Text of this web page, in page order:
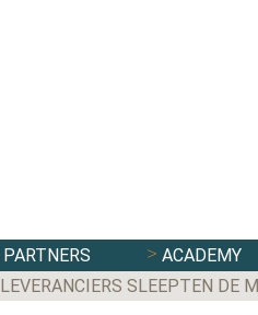
PARTNERS ACADEMY
SLEEPTEN DE